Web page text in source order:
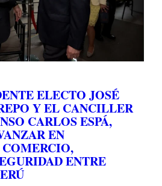
ELECTO JOSÉ
Y EL CANCILLER
CARLOS ESPÁ,
EN
ENTRE